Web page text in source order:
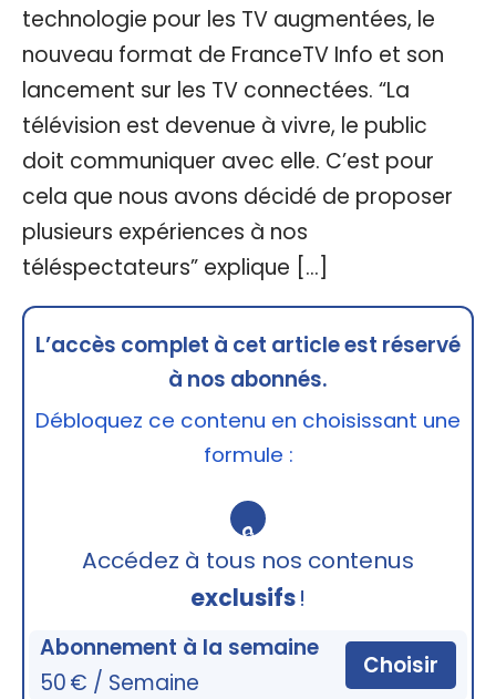
technologie pour les TV augmentées, le
nouveau format de FranceTV Info et son
lancement sur les TV connectées. “La
télévision est devenue à vivre, le public
doit communiquer avec elle. C’est pour
cela que nous avons décidé de proposer
plusieurs expériences à nos
téléspectateurs” explique […]
L’accès complet à cet article est réservé
à nos abonnés.
Débloquez ce contenu en choisissant une
formule :
🔒
Accédez à tous nos contenus
exclusifs!
Abonnement à la semaine
50 € / Semaine
Choisir